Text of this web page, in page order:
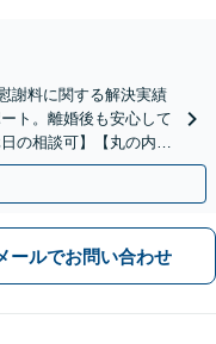
謝料に関する解決実績
ト。離婚後も安心して
の相談可】【丸の内駅
ールでお問い合わせ